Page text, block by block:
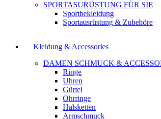
SPORTASURÜSTUNG FÜR SIE
Sportbekleidung
Sportausrüstung & Zubehöre
Kleidung & Accessories
DAMEN SCHMUCK &
Ringe
Uhren
Gürtel
Ohrringe
Halsketten
Armschmuck